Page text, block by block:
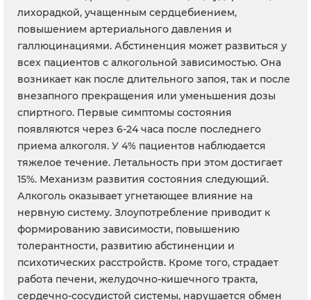
лихорадкой, учащенным сердцебиением,
повышением артериального давления и
галлюцинациями. Абстиненция может развиться у
всех пациентов с алкогольной зависимостью. Она
возникает как после длительного запоя, так и после
внезапного прекращения или уменьшения дозы
спиртного. Первые симптомы состояния
появляются через 6-24 часа после последнего
приема алкоголя. У 4% пациентов наблюдается
тяжелое течение. Летальность при этом достигает
15%. Механизм развития состояния следующий.
Алкоголь оказывает угнетающее влияние на
нервную систему. Злоупотребление приводит к
формированию зависимости, повышению
толерантности, развитию абстиненции и
психотических расстройств. Кроме того, страдает
работа печени, желудочно-кишечного тракта,
сердечно-сосудистой системы, нарушается обмен